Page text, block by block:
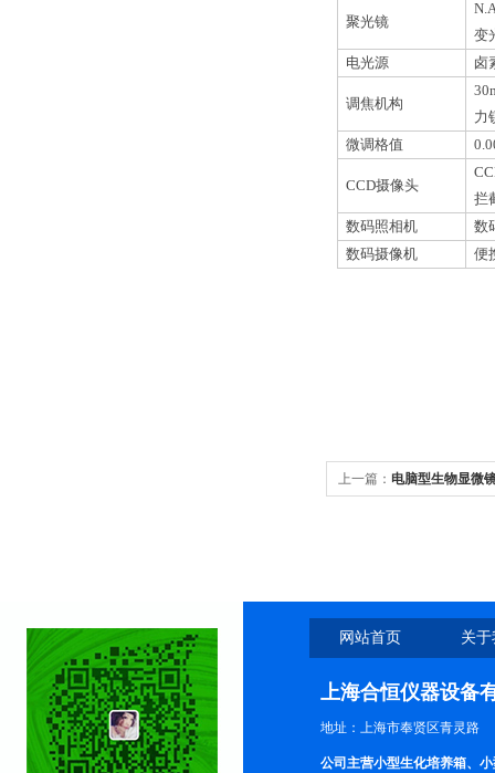
聚光镜
变
电光源
卤
调焦机构
力
微调格值
CCD摄像头
拦
数码照相机
数
数码摄像机
便
上一篇： 电脑型生物显微
网站首页 关
上海合恒仪器设备
地址：上海市奉贤区青灵路
公司主营小型生化培养箱、